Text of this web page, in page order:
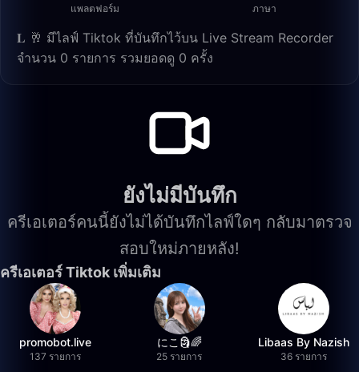
แพลตฟอร์ม ภาษา
𝐋 🥂 มีไลฟ์ Tiktok ที่บันทึกไว้บน Live Stream Recorder
จำนวน 0 รายการ รวมยอดดู 0 ครั้ง
ยังไม่มีบันทึก
ครีเอเตอร์คนนี้ยังไม่ได้บันทึกไลฟ์ใดๆ กลับมาตรวจ
สอบใหม่ภายหลัง!
ครีเอเตอร์ Tiktok เพิ่มเติม
promobot.live
137 รายการ
にこ🗿🌈
25 รายการ
Libaas By Nazish
36 รายการ